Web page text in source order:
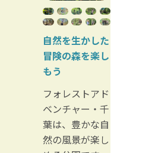
自然を生かした
冒険の森を楽し
もう
フォレストアド
ベンチャー・千
葉は、豊かな自
然の風景が楽し